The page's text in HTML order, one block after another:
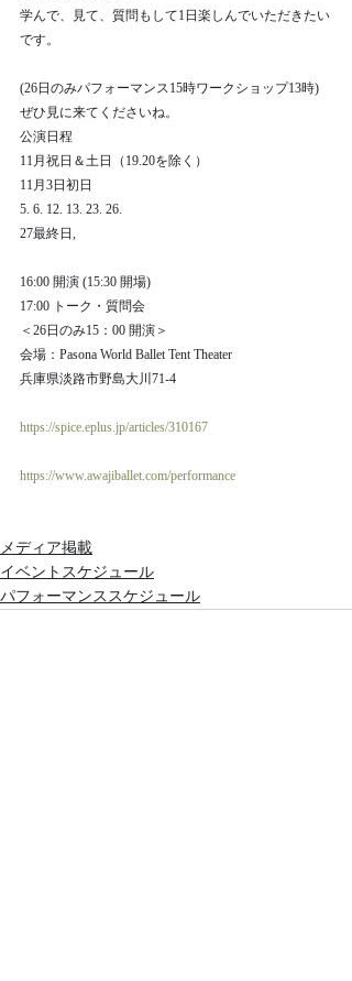
学んで、見て、質問もして1日楽しんでいただきたい
です。
(26日のみパフォーマンス15時ワークショップ13時)
ぜひ見に来てくださいね。
公演日程
11月祝日＆土日（19.20を除く）
11月3日初日
5. 6. 12. 13. 23. 26.
27最終日,
16:00 開演 (15:30 開場)
17:00 トーク・質問会
＜26日のみ15：00 開演＞
会場：Pasona World Ballet Tent Theater
兵庫県淡路市野島大川71-4
https://spice.eplus.jp/articles/310167
https://www.awajiballet.com/performance
メディア掲載
イベントスケジュール
パフォーマンススケジュール